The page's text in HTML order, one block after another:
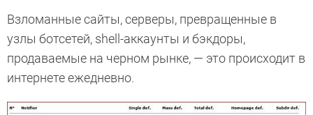
Взломанные сайты, серверы, превращенные в
узлы ботсетей, shell-аккаунты и бэкдоры,
продаваемые на черном рынке, — это происходит в
интернете ежедневно.